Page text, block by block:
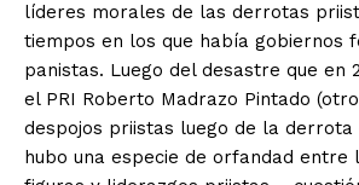
+ Todas las formas de lucha, potencialmente
líderes morales de las derrotas
tiempos en los que había gobiernos
panistas. Luego del desastre que en
el PRI Roberto Madrazo Pintado
despojos priistas luego de la derrota
hubo una especie de orfandad entre